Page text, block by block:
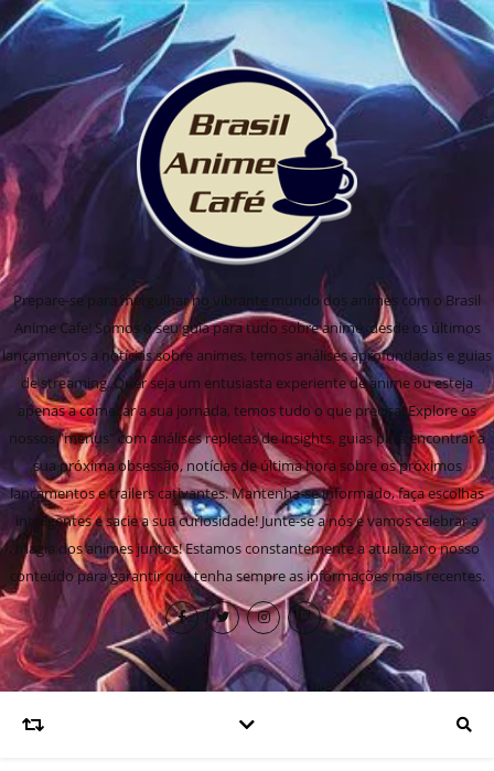
Prepare-se para mergulhar no vibrante mundo dos animes com o Brasil
Anime Cafe! Somos o seu guia para tudo sobre anime, desde os últimos
lançamentos a notícias sobre animes, temos análises aprofundadas e guias
de streaming. Quer seja um entusiasta experiente de anime ou esteja
apenas a começar a sua jornada, temos tudo o que precisa! Explore os
nossos "menus" com análises repletas de insights, guias para encontrar a
sua próxima obsessão, notícias de última hora sobre os próximos
lançamentos e trailers cativantes. Mantenha-se informado, faça escolhas
inteligentes e sacie a sua curiosidade! Junte-se a nós e vamos celebrar a
magia dos animes juntos! Estamos constantemente a atualizar o nosso
conteúdo para garantir que tenha sempre as informações mais recentes.